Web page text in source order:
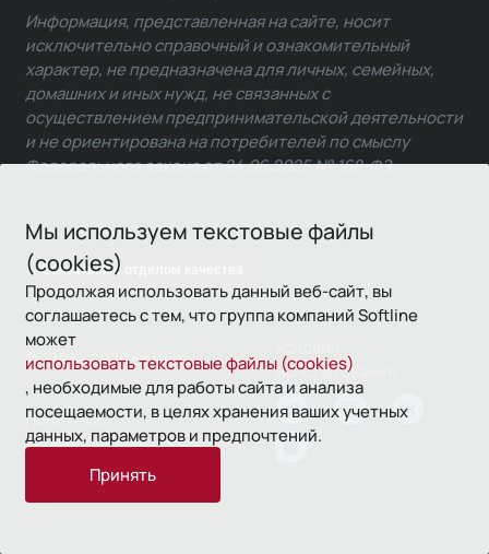
Мы используем текстовые файлы
(cookies)
Продолжая использовать данный веб-сайт, вы
соглашаетесь с тем, что группа компаний Softline
может
использовать текстовые файлы (cookies)
, необходимые для работы сайта и анализа
посещаемости, в целях хранения ваших учетных
данных, параметров и предпочтений.
Принять
Связаться с отделом качества
Информация, представленная на сайте, носит
исключительно справочный и ознакомительный
характер, не предназначена для личных, семейных,
домашних и иных нужд, не связанных с
осуществлением предпринимательской деятельности
и не ориентирована на потребителей по смыслу
Федерального закона от 24.06.2025 № 168-ФЗ.
© 1993—2026 Softline
использования
Политика
конфиденциальности